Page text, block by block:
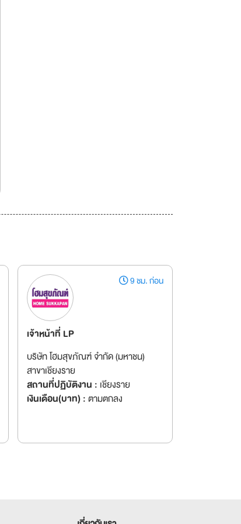
9 ชม. ก่อน
เจ้าหน้าที่ LP
บริษัท โฮมสุขภัณฑ์ จำกัด (มหาชน)
สาขาเชียงราย
สถานที่ปฏิบัติงาน : เชียงราย
เงินเดือน(บาท) :ตามตกลง